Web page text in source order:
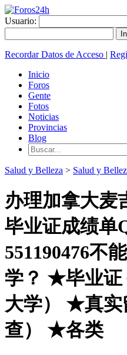
Usuario:
Recordar Datos de Acceso |
Inicio
Foros
Gente
Fotos
Noticias
Provincias
Blog
Salud y Belleza > Salud y
办理加拿大麦
毕业证成绩单
551190476不
学？ ★毕业证
大学） ★真实
查） ★各类